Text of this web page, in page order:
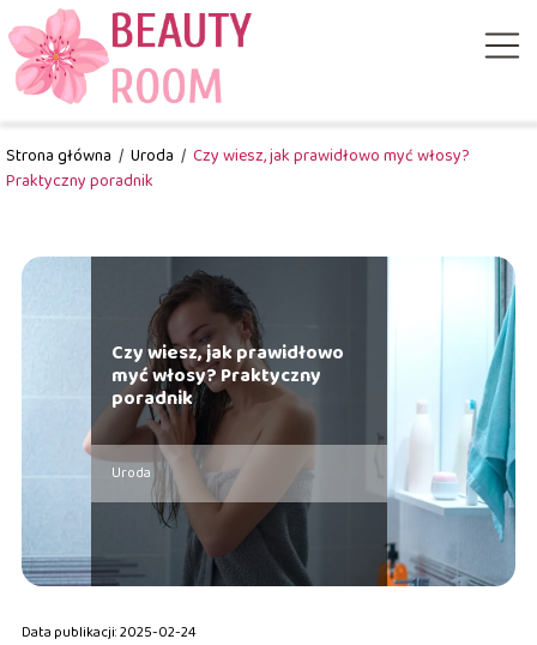
Strona główna / Uroda / Czy wiesz, jak prawidłowo myć włosy?
Praktyczny poradnik
Czy wiesz, jak prawidłowo
myć włosy? Praktyczny
poradnik
Uroda
Data publikacji: 2025-02-24